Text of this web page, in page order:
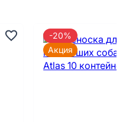
-20%
Акция